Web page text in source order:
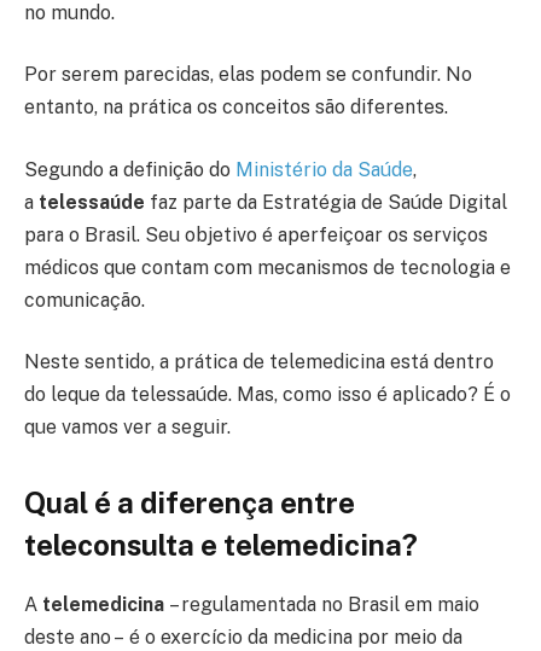
no mundo.
Por serem parecidas, elas podem se confundir. No
entanto, na prática os conceitos são diferentes.
Segundo a definição do Ministério da Saúde,
a telessaúde faz parte da Estratégia de Saúde Digital
para o Brasil. Seu objetivo é aperfeiçoar os serviços
médicos que contam com mecanismos de tecnologia e
comunicação.
Neste sentido, a prática de telemedicina está dentro
do leque da telessaúde. Mas, como isso é aplicado? É o
que vamos ver a seguir.
Qual é a diferença entre
teleconsulta e telemedicina?
A telemedicina – regulamentada no Brasil em maio
deste ano – é o exercício da medicina por meio da